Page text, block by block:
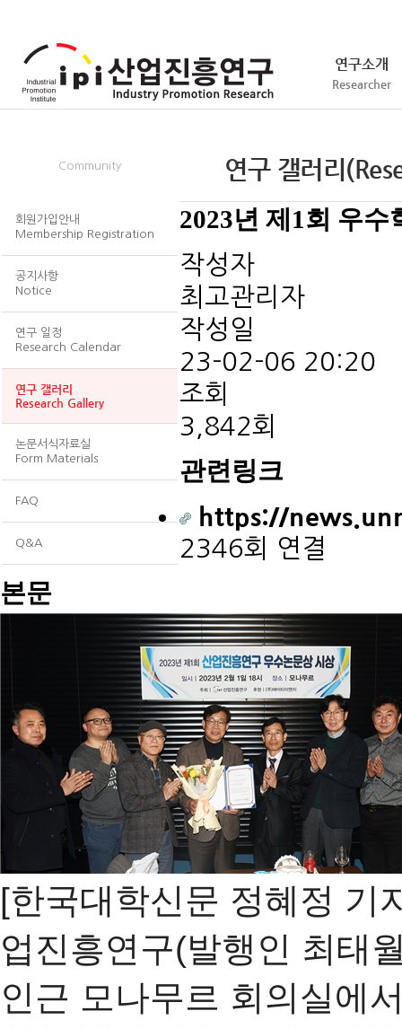
연구소개
Researcher
Community
회원가입안내
Membership Registration
공지사항
Notice
연구 일정
Research Calendar
연구 갤러리
Research Gallery
논문서식자료실
Form Materials
FAQ
Q&A
연구 갤러리
2023년 제1회 우수
작성자
최고관리자
작성일
23-02-06 20:20
조회
3,842회
관련링크
https://
2346회 연결
본문
[한국대학신문 정혜정 기
업진흥연구(발행인 최태
인근 모나무르 회의실에